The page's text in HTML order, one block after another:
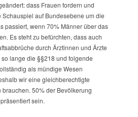
dass Frauen fordern und
auf Bundesebene um die
passiert, wenn 70% Männer über das
Es steht zu befürchten, dass auch
durch Ärztinnen und Ärzte
lange die §§218 und folgende
als mündige Wesen
wir eine gleichberechtigte
50% der Bevölkerung
sein.